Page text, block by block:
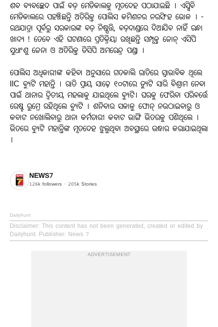
ଶବ ବ୍ୟବଚ୍ଛେଦ ପାଇଁ ବଡ଼ ମେଡିକାଲକୁ ମୃତଦେହ ପଠାଯାଇଛି । ଏସ୍ସିବି
ମେଡିକାଲରେ ପହଞ୍ଚିଛନ୍ତି ଅତିରିକ୍ତ ପୋଲିସ କମିଶନର ନରସିଂହ ଭୋଳ । -
ରଥଯାତ୍ରା ପୂର୍ବରୁ ସରକାରଙ୍କ ବଡ଼ ନିଷ୍ପତ୍ତି, ବଡ଼ଦାଣ୍ଡରେ ଦିଆଯିବ ନାହିଁ ରନ୍ଧା
ଖାଦ୍ୟ ! ତେବେ ଏହି ଘଟଣାରେ ପ୍ରତିକ୍ରିୟା ରଖିଛନ୍ତି ସମ୍ପୃକ୍ତ ଜୋନ୍ ଏସିପି
ସୁଧାଂଶୁ ଜେନା ଓ ଅତିରିକ୍ତ ଡିସିପି ଅମରେନ୍ଦ୍ର ପଣ୍ଡା ।
ପୋଲିସ ଅଧିକାରୀଙ୍କ କହିବା ଅନୁସାରେ ଗତକାଲି ରାତିରେ ସ୍ବାଭାବିକ ଥିଲେ
IIC ବ୍ୟୁଟି ମହାନ୍ତି । ରାତି ପ୍ରାୟ ସାଢ଼େ ୧୦ଟାରେ ଡ୍ୟୁଟି ସାରି ବିଶ୍ରାମ ନେବା
ପାଇଁ ଥାନାର ଦ୍ବିତୀୟ ମହଲାକୁ ଯାଇଥିଲେ ବ୍ୟୁଟି। ଘରକୁ ଫେରିବା ପରିବର୍ତ୍ତେ
ରେଷ୍ଟ ରୁମ୍ରେ ରହିଥିଲେ ବ୍ୟୁଟି । ଶନିବାର ସକାଳୁ ଫୋନ୍ ନଉଠାଇବାରୁ ଓ
କବାଟ ନଖୋଲିବାରୁ ଥାନା କର୍ମଚାରୀ କବାଟ ଭାଙ୍ଗି ଭିତରକୁ ପଶିଥିଲେ ।
ଭିତରେ ବ୍ୟୁଟି ମହାନ୍ତିଙ୍କ ମୃତଦେହ ଝୁଲୁଥିବା ଅବସ୍ଥାରେ ଉଦ୍ଧାର କରାଯାଇଥିଲା
।
NEWS7
126k followers 205k Stories
Dailyhunt
Disclaimer: This content has not been generated, created or edited by
Dailyhunt. Publisher: News 7
ADVERTISEMENT